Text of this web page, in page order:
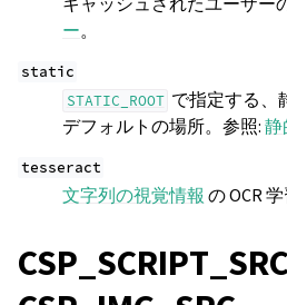
ー。
static
STATIC_ROOT で指定する、
デフォルトの場所。参照:静
tesseract
文字列の視覚情報 の OCR
CSP_SCRIPT_SRC